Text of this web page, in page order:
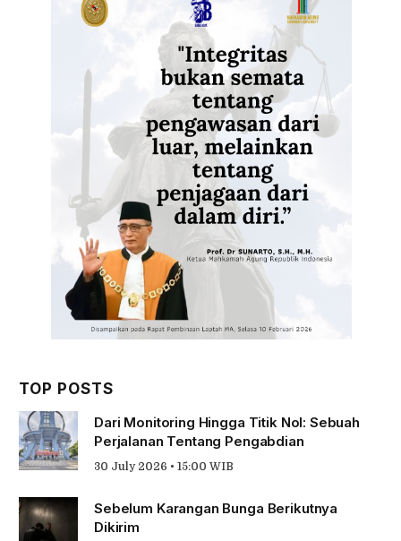
TOP POSTS
Dari Monitoring Hingga Titik Nol: Sebuah
Perjalanan Tentang Pengabdian
30 July 2026 • 15:00 WIB
Sebelum Karangan Bunga Berikutnya
Dikirim